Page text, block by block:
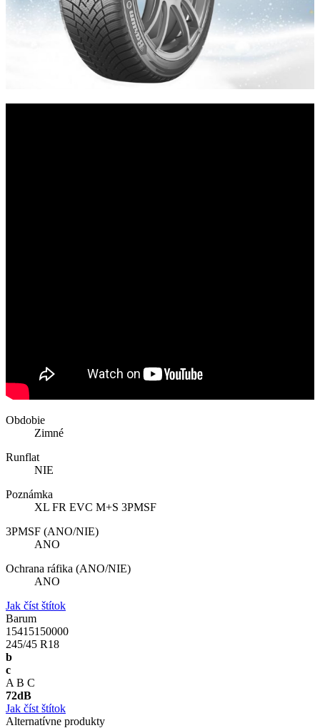
Obdobie
Zimné
Runflat
NIE
Poznámka
XL FR EVC M+S 3PMSF
3PMSF (ANO/NIE)
ANO
Ochrana ráfika (ANO/NIE)
ANO
Jak číst štítok
Barum
15415150000
245/45 R18
b
c
A B C
72dB
Jak číst štítok
Alternatívne produkty